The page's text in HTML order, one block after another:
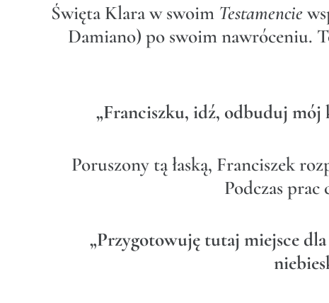
Święta Klara w swoim Testamencie
Damiano) po swoim nawróceniu.
„Franciszku, idź, odbuduj mój
Poruszony tą łaską, Franciszek
Podczas prac
„Przygotowuję tutaj miejsce